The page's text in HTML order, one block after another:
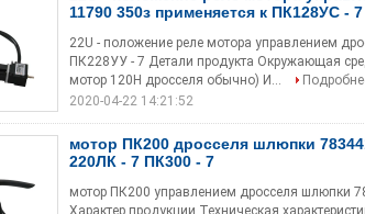
11790 350з применяется к ПК128УС -
22U - положение реле мотора управлением
ПК228УУ - 7 Детали продукта Окружающая
мотор 120Н дросселя обычно) И...
2020-04-22 14:21:52
мотор ПК200 дросселя шлюпки
220ЛК - 7 ПК300 - 7
мотор ПК200 управлением дросселя шлюпки
Характер продукции Техническая